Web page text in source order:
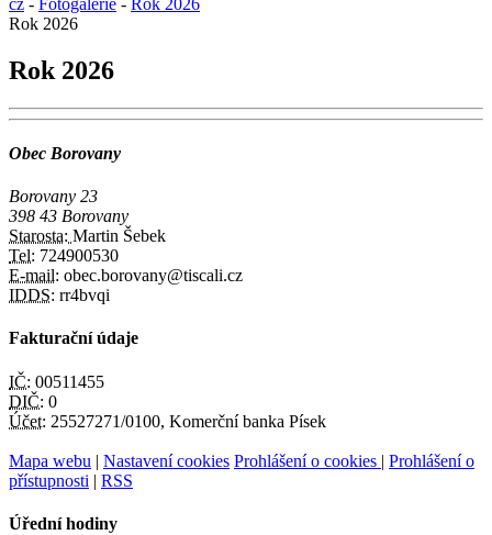
Rok 2026
Rok 2026
Obec Borovany
Borovany 23
398 43 Borovany
Starosta: Martin Šebek
Tel: 724900530
E-mail: obec.borovany@tiscali.cz
IDDS: rr4bvqi
Fakturační údaje
IČ: 00511455
DIČ: 0
Účet: 25527271/0100, Komerční banka Písek
Mapa webu | Nastavení cookies Prohlášení o cookies | Prohlášení o
přístupnosti | RSS
Úřední hodiny